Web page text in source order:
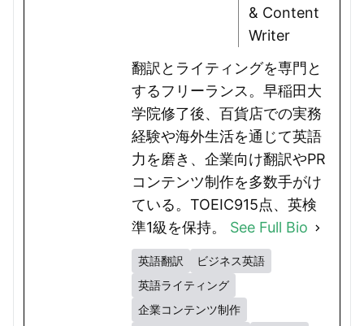
& Content
Writer
翻訳とライティングを専門と
するフリーランス。早稲田大
学院修了後、百貨店での実務
経験や海外生活を通じて英語
力を磨き、企業向け翻訳やPR
コンテンツ制作を多数手がけ
ている。TOEIC915点、英検
準1級を保持。 See Full Bio
英語翻訳
ビジネス英語
英語ライティング
企業コンテンツ制作